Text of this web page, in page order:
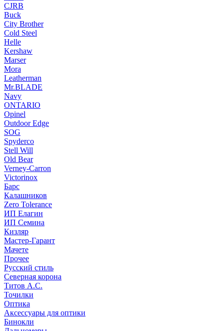
CJRB
Buck
City Brother
Cold Steel
Helle
Kershaw
Marser
Mora
Leatherman
Mr.BLADE
Navy
ONTARIO
Opinel
Outdoor Edge
SOG
Spyderco
Stell Will
Old Bear
Verney-Carron
Victorinox
Барс
Калашников
Zero Tolerance
ИП Елагин
ИП Семина
Кизляр
Мастер-Гарант
Мачете
Прочее
Русский стиль
Северная корона
Титов А.С.
Точилки
Оптика
Аксессуары для оптики
Бинокли